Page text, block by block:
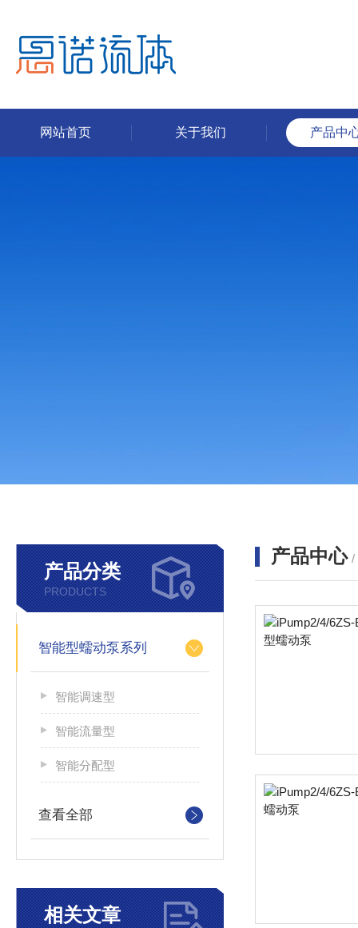
网站首页 关于我们 产品中
产品分类
PRODUCTS
智能型蠕动泵系列
智能调速型
智能流量型
智能分配型
查看全部
相关文章
产品中心 /